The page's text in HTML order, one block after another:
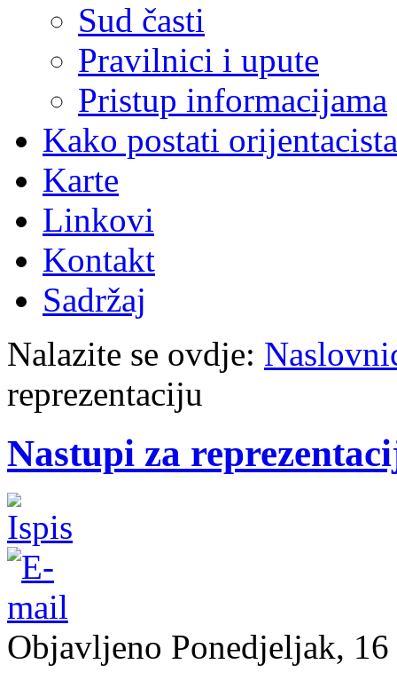
Sud časti
Pravilnici i upute
Pristup informacijama
Kako postati
Karte
Linkovi
Kontakt
Sadržaj
Nalazite se ovdje:
reprezentaciju
Nastupi za
Objavljeno Ponedjeljak,